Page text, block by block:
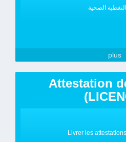
plus
Attestation
Livrer les